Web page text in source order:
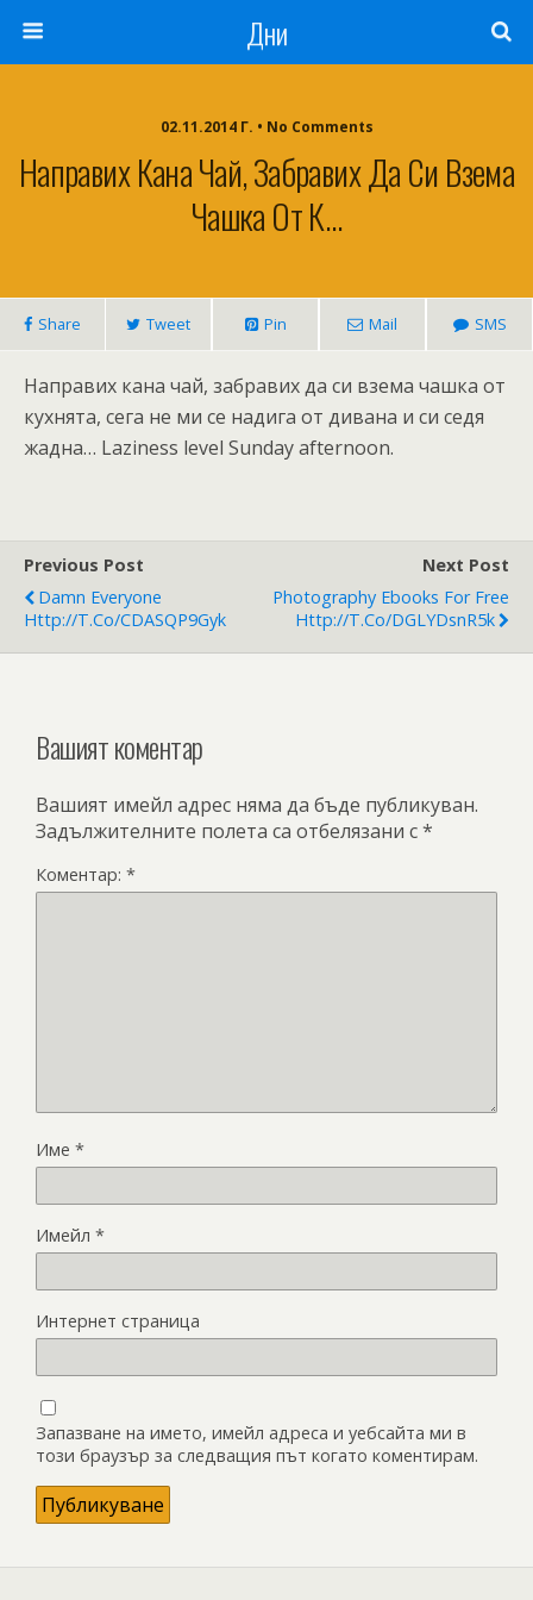
Дни
02.11.2014 Г. • No Comments
Направих Кана Чай, Забравих Да Си Взема
Чашка От К…
Share Tweet Pin Mail SMS
Направих кана чай, забравих да си взема чашка от
кухнята, сега не ми се надига от дивана и си седя
жадна… Laziness level Sunday afternoon.
Previous Post
Damn Everyone
Http://t.co/CDASQP9Gyk
Next Post
Photography Ebooks For Free
Http://t.co/DGLYDsnR5k
Вашият коментар
Вашият имейл адрес няма да бъде публикуван.
Задължителните полета са отбелязани с*
Коментар: *
Име *
Имейл *
Интернет страница
Запазване на името, имейл адреса и уебсайта ми в
този браузър за следващия път когато коментирам.